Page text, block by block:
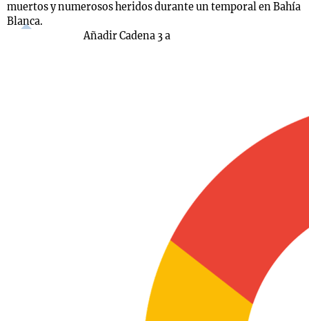
muertos y numerosos heridos durante un temporal en Bahía
Blanca.
Añadir Cadena 3 a